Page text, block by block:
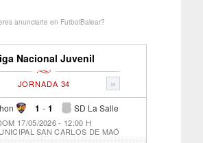
anunciarte en FutbolBalear?
Nacional Juvenil
»
JORNADA 34
1 - SD La Salle
1
17/05/2026 - 12:00 H
SAN CARLOS DE MAÓ